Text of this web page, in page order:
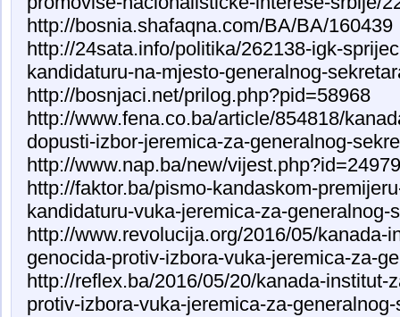
http://bosnia.shafaqna.com/BA/BA/160439
http://24sata.info/politika/262138-igk-
kandidaturu-na-mjesto-generalnog-
http://bosnjaci.net/prilog.php?pid=58968
http://www.fena.co.ba/article/854818/
dopusti-izbor-jeremica-za-generalnog-
http://www.nap.ba/new/vijest.php?id=24979
http://faktor.ba/pismo-kandaskom-
kandidaturu-vuka-jeremica-za-generalnog-
http://www.revolucija.org/2016/05/kanada-
genocida-protiv-izbora-vuka-jeremica-za-
http://reflex.ba/2016/05/20/kanada-institut-
protiv-izbora-vuka-jeremica-za-